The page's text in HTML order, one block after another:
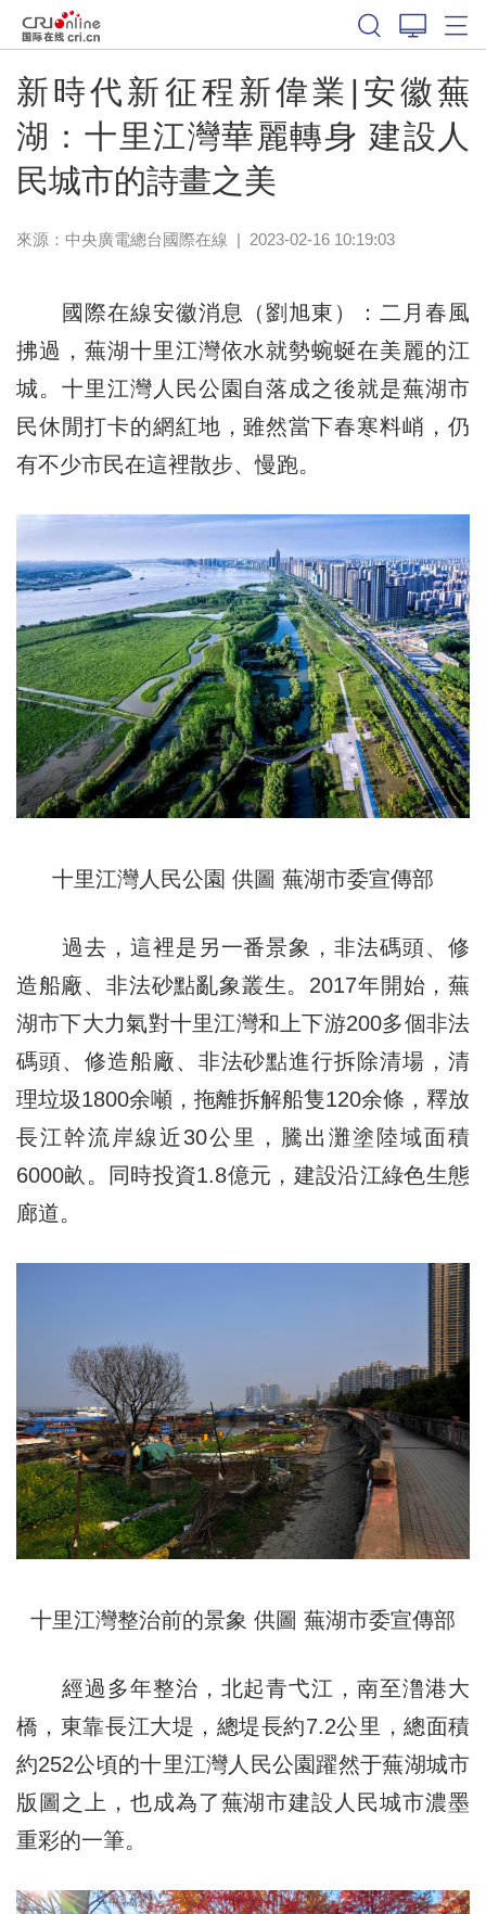
新時代新征程新偉業|安徽蕪
湖：十里江灣華麗轉身 建設人
民城市的詩畫之美
來源：中央廣電總台國際在線 | 2023-02-16 10:19:03
國際在線安徽消息（劉旭東）：二月春風
拂過，蕪湖十里江灣依水就勢蜿蜒在美麗的江
城。十里江灣人民公園自落成之後就是蕪湖市
民休閒打卡的網紅地，雖然當下春寒料峭，仍
有不少市民在這裡散步、慢跑。
十里江灣人民公園 供圖 蕪湖市委宣傳部
過去，這裡是另一番景象，非法碼頭、修
造船廠、非法砂點亂象叢生。2017年開始，蕪
湖市下大力氣對十里江灣和上下游200多個非法
碼頭、修造船廠、非法砂點進行拆除清場，清
理垃圾1800余噸，拖離拆解船隻120余條，釋放
長江幹流岸線近30公里，騰出灘塗陸域面積
6000畝。同時投資1.8億元，建設沿江綠色生態
廊道。
十里江灣整治前的景象 供圖 蕪湖市委宣傳部
經過多年整治，北起青弋江，南至澛港大
橋，東靠長江大堤，總堤長約7.2公里，總面積
約252公頃的十里江灣人民公園躍然于蕪湖城市
版圖之上，也成為了蕪湖市建設人民城市濃墨
重彩的一筆。